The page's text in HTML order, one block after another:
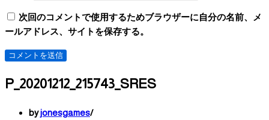
次回のコメントで使用するためブラウザーに自分の名前、メ
ールアドレス、サイトを保存する。
P_20201212_215743_SRES
byjonesgames